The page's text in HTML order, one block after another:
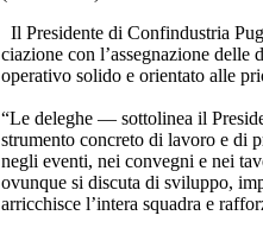
Il Presidente di Confindustria
ciazione con l’assegnazione delle
operativo solido e orientato alle
“Le deleghe — sottolinea il
strumento concreto di lavoro e di
negli eventi, nei convegni e nei
ovunque si discuta di sviluppo,
arricchisce l’intera squadra e